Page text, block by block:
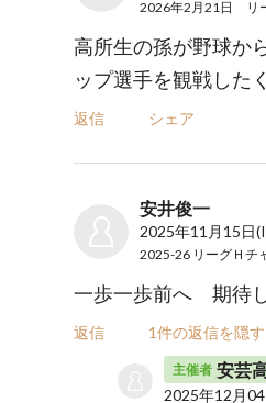
2026年2月21日 リ
高所生の孫が野球か
ップ選手を観戦した
返信 シェア
安井俊一
2025年11月15日
2025-26 リーグＨチ
一歩一歩前へ 期待
返信 1件の返信を隠
主催者 安芸
2025年12月04